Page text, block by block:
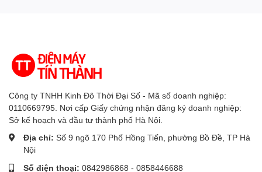
thoại lên TV
Remote thông minh
kiếm giọng nói (RMF-
TX840V)
Kết nối ứng dụng các
thiết bị trong nhà
Google Home
Công ty TNHH Kinh Đô Thời Đại Số - Mã số doanh nghiệp:
0110669795. Nơi cấp Giấy chứng nhận đăng ký doanh nghiệp:
Sở kế hoạch và đầu tư thành phố Hà Nội.
Địa chỉ: Số 9 ngõ 170 Phố Hồng Tiến, phường Bồ Đề, TP Hà
Nội
Số điện thoại: 0842986868 - 0858446688